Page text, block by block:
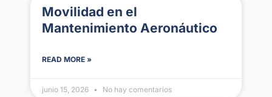
Movilidad en el
Mantenimiento Aeronáutico
READ MORE »
junio 15, 2026 No hay comentarios